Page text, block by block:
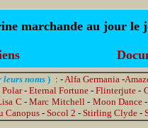
marchande au jour le
leurs noms) : -Alfa Germania -
- Eternal Fortune -Flinterjute -
C -Marc Mitchell- Moon Dance
Canopus - Socol 2 - Stirling Clyde -